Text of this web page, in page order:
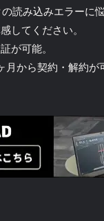
読み込みエラーに
してください。
が可能。
から契約・解約が